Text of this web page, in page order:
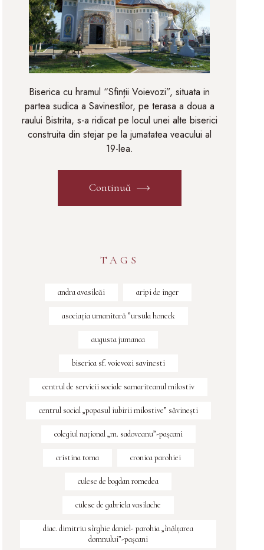
Biserica cu hramul “Sfinții Voievozi”, situata in
partea sudica a Savinestilor, pe terasa a doua a
raului Bistrita, s-a ridicat pe locul unei alte biserici
construita din stejar pe la jumatatea veacului al
19-lea.
Continuă
TAGS
andra avasilcăi aripi de inger
asociația umanitară ”ursula honeck
augusta jumanca
biserica sf. voievozi savinesti
centrul de servicii sociale samariteanul milostiv
centrul social „popasul iubirii milostive” săvineşti
colegiul naţional „m. sadoveanu”-paşcani
cristina toma cronica parohiei
culese de bogdan romedea
culese de gabriela vasilache
diac. dimitriu sîrghie daniel- parohia „înălțarea
domnului”-pașcani